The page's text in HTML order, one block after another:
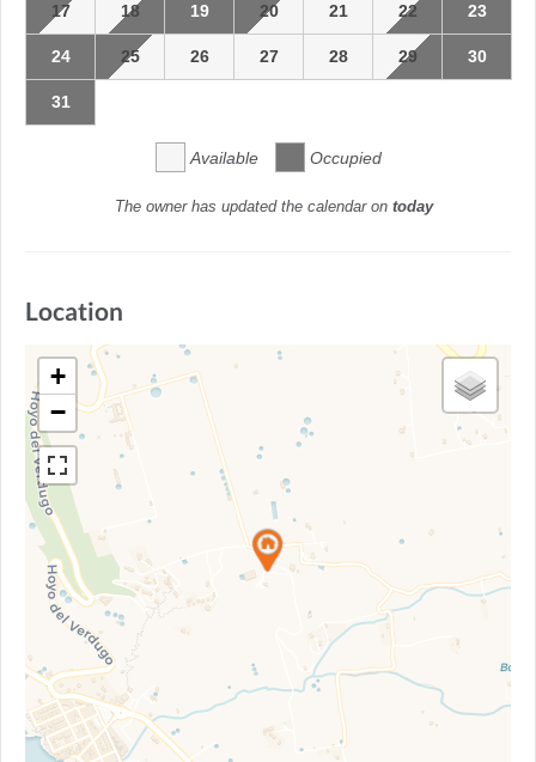
17 18 19 20 21 22 23
24 25 26 27 28 29 30
31
Available Occupied
The owner has updated the calendar on today
Location
+
−